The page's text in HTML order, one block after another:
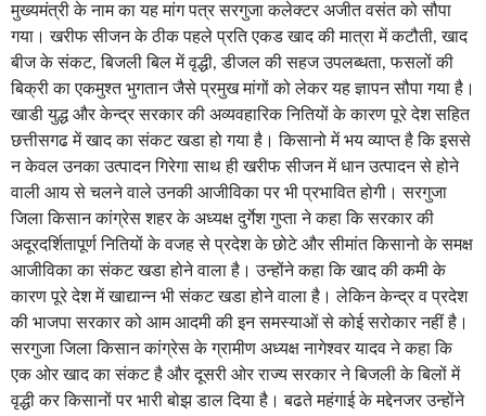
मुख्यमंत्री के नाम का यह मांग पत्र सरगुजा कलेक्टर अजीत वसंत को सौपा
गया। खरीफ सीजन के ठीक पहले प्रति एकड खाद की मात्रा में कटौती, खाद
बीज के संकट, बिजली बिल में वृद्धी, डीजल की सहज उपलब्धता, फसलों की
बिक्री का एकमुश्त भुगतान जैसे प्रमुख मांगों को लेकर यह ज्ञापन सौपा गया है।
खाडी युद्ध और केन्द्र सरकार की अव्यवहारिक नितियों के कारण पूरे देश सहित
छत्तीसगढ में खाद का संकट खडा हो गया है। किसानो में भय व्याप्त है कि इससे
न केवल उनका उत्पादन गिरेगा साथ ही खरीफ सीजन में धान उत्पादन से होने
वाली आय से चलने वाले उनकी आजीविका पर भी प्रभावित होगी। सरगुजा
जिला किसान कांग्रेस शहर के अध्यक्ष दुर्गेश गुप्ता ने कहा कि सरकार की
अदूरदर्शितापूर्ण नितियों के वजह से प्रदेश के छोटे और सीमांत किसानो के समक्ष
आजीविका का संकट खडा होने वाला है। उन्होंने कहा कि खाद की कमी के
कारण पूरे देश में खाद्यान्न भी संकट खडा होने वाला है। लेकिन केन्द्र व प्रदेश
की भाजपा सरकार को आम आदमी की इन समस्याओं से कोई सरोकार नहीं है।
सरगुजा जिला किसान कांग्रेस के ग्रामीण अध्यक्ष नागेश्वर यादव ने कहा कि
एक ओर खाद का संकट है और दूसरी ओर राज्य सरकार ने बिजली के बिलों में
वृद्धी कर किसानों पर भारी बोझ डाल दिया है। बढते महंगाई के मद्देनजर उन्होंने